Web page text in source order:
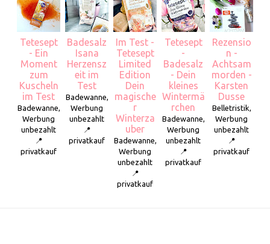
Tetesept
- Ein
Moment
zum
Kuscheln
im Test
Badewanne,
Werbung
unbezahlt
📍
privatkauf
Badesalz
Isana
Herzensz
eit im
Test
Badewanne,
Werbung
unbezahlt
📍
privatkauf
Im Test -
Tetesept
Limited
Edition
Dein
magische
r
Winterza
uber
Badewanne,
Werbung
unbezahlt
📍
privatkauf
Tetesept
-
Badesalz
- Dein
kleines
Wintermä
rchen
Badewanne,
Werbung
unbezahlt
📍
privatkauf
Rezensio
n -
Achtsam
morden -
Karsten
Dusse
Belletristik,
Werbung
unbezahlt
📍
privatkauf